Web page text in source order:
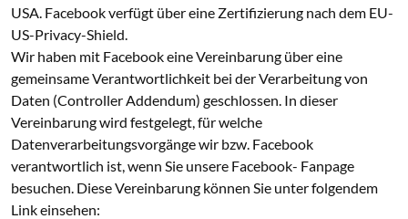
USA. Facebook verfügt über eine Zertifizierung nach dem EU-
US-Privacy-Shield.
Wir haben mit Facebook eine Vereinbarung über eine
gemeinsame Verantwortlichkeit bei der Verarbeitung von
Daten (Controller Addendum) geschlossen. In dieser
Vereinbarung wird festgelegt, für welche
Datenverarbeitungsvorgänge wir bzw. Facebook
verantwortlich ist, wenn Sie unsere Facebook- Fanpage
besuchen. Diese Vereinbarung können Sie unter folgendem
Link einsehen: